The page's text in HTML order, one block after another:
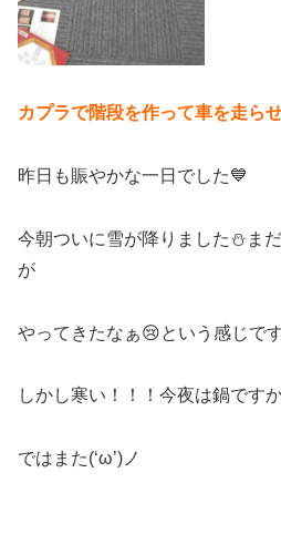
カプラで階段を作って車を走ら
昨日も賑やかな一日でした💙
今朝ついに雪が降りました⛄ま
が
やってきたなぁ😢という感じです
しかし寒い！！！今夜は鍋です
ではまた(‘ω’)ノ